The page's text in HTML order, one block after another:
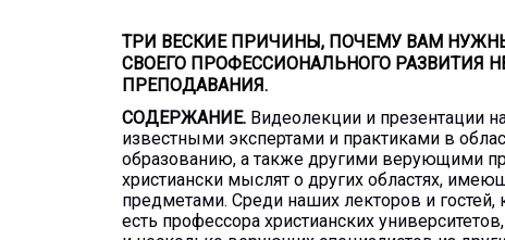
ТРИ ВЕСКИЕ ПРИЧИНЫ, ПОЧЕМУ ВАМ
СВОЕГО ПРОФЕССИОНАЛЬНОГО РАЗВИТИЯ
ПРЕПОДАВАНИЯ.
СОДЕРЖАНИЕ. Видеолекции и презентации
известными экспертами и практиками в
образованию, а также другими верующими
христиански мыслят о других областях,
предметами. Среди наших лекторов и гостей,
есть профессора христианских